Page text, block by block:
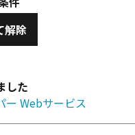
解除
した
ー Webサービス